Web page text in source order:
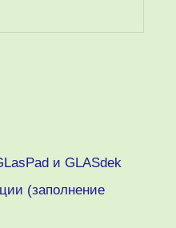
и GLASdek
(заполнение